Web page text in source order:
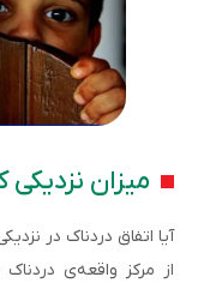
میزان
آیا اتفاق دردناک در